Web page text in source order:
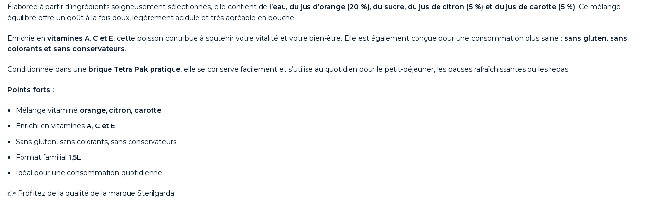
Élaborée à partir d’ingrédients soigneusement sélectionnés, elle contient de l’eau, du jus d’orange (20 %), du sucre, du jus de citron (5 %) et du jus de carotte (5 %). Ce mélange
équilibré offre un goût à la fois doux, légèrement acidulé et très agréable en bouche.
Enrichie en vitamines A, C et E, cette boisson contribue à soutenir votre vitalité et votre bien-être. Elle est également conçue pour une consommation plus saine : sans gluten, sans
colorants et sans conservateurs.
Conditionnée dans une brique Tetra Pak pratique, elle se conserve facilement et s’utilise au quotidien pour le petit-déjeuner, les pauses rafraîchissantes ou les repas.
Points forts :
Mélange vitaminé orange, citron, carotte
Enrichi en vitamines A, C et E
Sans gluten, sans colorants, sans conservateurs
Format familial 1,5L
Idéal pour une consommation quotidienne
👉 Profitez de la qualité de la marque Sterilgarda